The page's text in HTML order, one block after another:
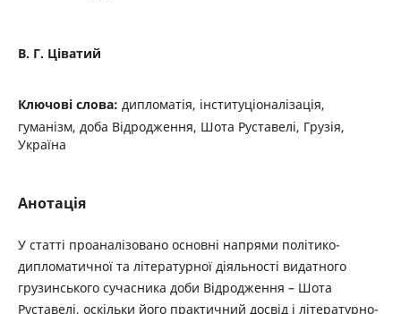
В. Г. Ціватий
Ключові слова: дипломатія, інституціоналізація,
гуманізм, доба Відродження, Шота Руставелі, Грузія,
Україна
Анотація
У статті проаналізовано основні напрями політико-
дипломатичної та літературної діяльності видатного
грузинського сучасника доби Відродження – Шота
Руставелі, оскільки його практичний досвід і літературно-